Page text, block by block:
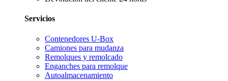
Servicios
Contenedores U-Box
Camiones para mudanza
Remolques y remolcado
Enganches para remolque
Autoalmacenamiento